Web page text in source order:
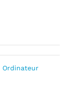
Ordinateur